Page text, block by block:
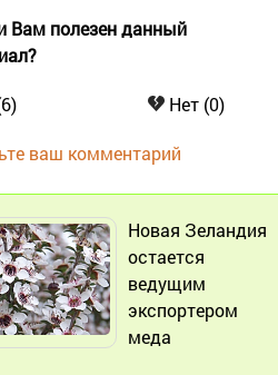
Вам полезен данный
Нет (0)
ваш комментарий
Новая Зеландия
остается
ведущим
экспортером
меда